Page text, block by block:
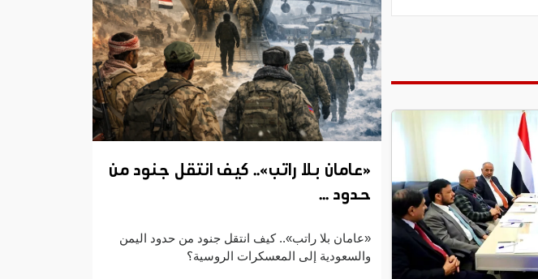
«عامان بلا راتب».. كيف انتقل جنود من
حدود ...
«عامان بلا راتب».. كيف انتقل جنود من حدود اليمن
والسعودية إلى المعسكرات الروسية؟